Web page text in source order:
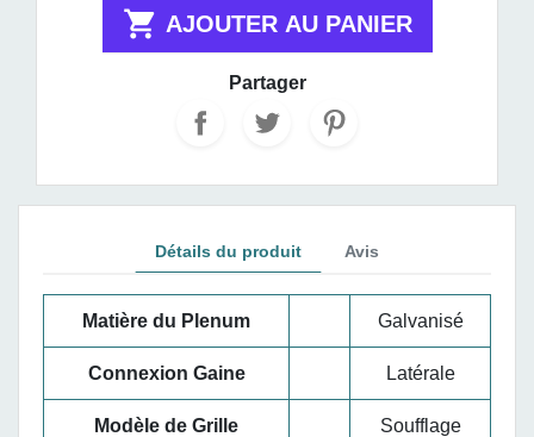
 AJOUTER AU PANIER
Partager
Détails du produit Avis
Matière du Plenum Galvanisé
Connexion Gaine Latérale
Modèle de Grille
Soufflage